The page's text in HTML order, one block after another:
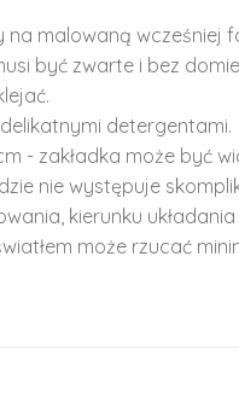
malowaną wcześniej
być zwarte i bez
detergentami.
- zakładka może być
nie występuje
kierunku
może rzucać